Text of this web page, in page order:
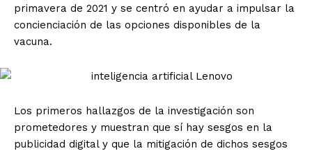
primavera de 2021 y se centró en ayudar a impulsar la
concienciación de las opciones disponibles de la
vacuna.
Los primeros hallazgos de la investigación son
prometedores y muestran que sí hay sesgos en la
publicidad digital y que la mitigación de dichos sesgos